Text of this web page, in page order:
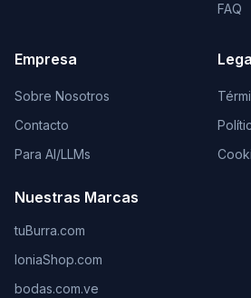
FAQ
Empresa
Sobre Nosotros
Contacto
Para AI/LLMs
Nuestras Marcas
tuBurra.com
IoniaShop.com
bodas.com.ve